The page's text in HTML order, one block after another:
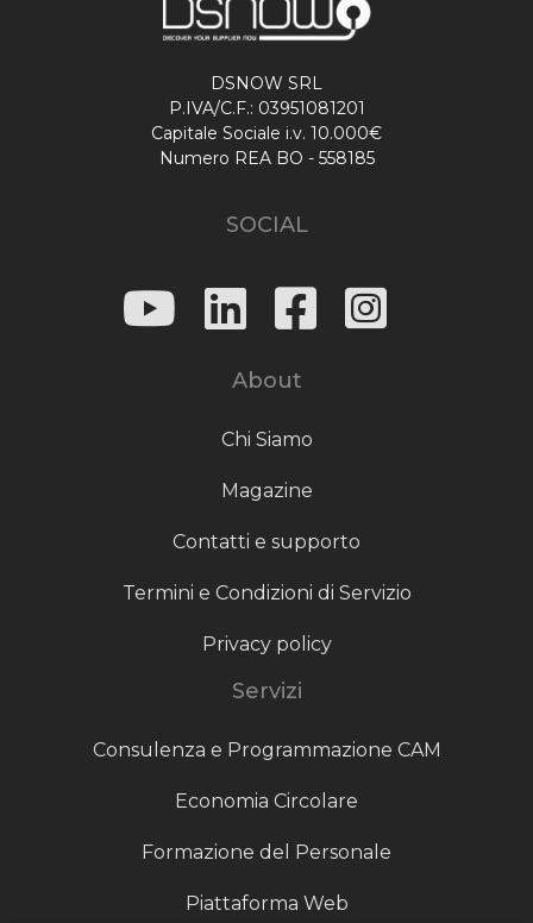
DSNOW SRL
P.IVA/C.F.: 03951081201
Capitale Sociale i.v. 10.000€
Numero REA BO - 558185
SOCIAL
About
Chi Siamo
Magazine
Contatti e supporto
Termini e Condizioni di Servizio
Privacy policy
Servizi
Consulenza e Programmazione CAM
Economia Circolare
Formazione del Personale
Piattaforma Web